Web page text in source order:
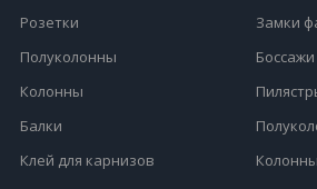
Розетки
Полуколонны
Колонны
Балки
Клей для карнизов
Замки